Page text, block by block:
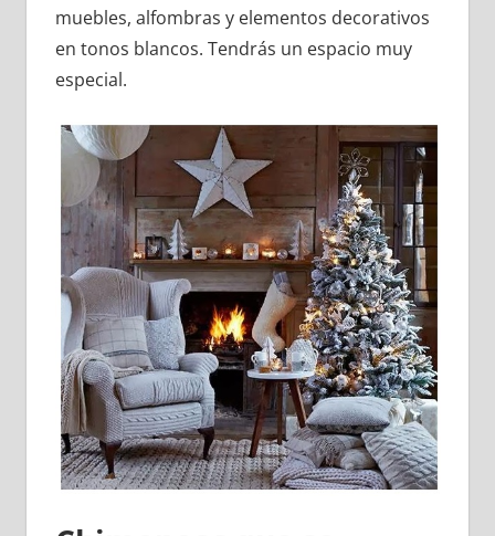
muebles, alfombras y elementos decorativos
en tonos blancos. Tendrás un espacio muy
especial.